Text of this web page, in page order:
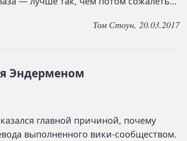
Том Стоун, 20.03.2017
Эндерменом
главной причиной, почему
выполненного вики-сообществом.